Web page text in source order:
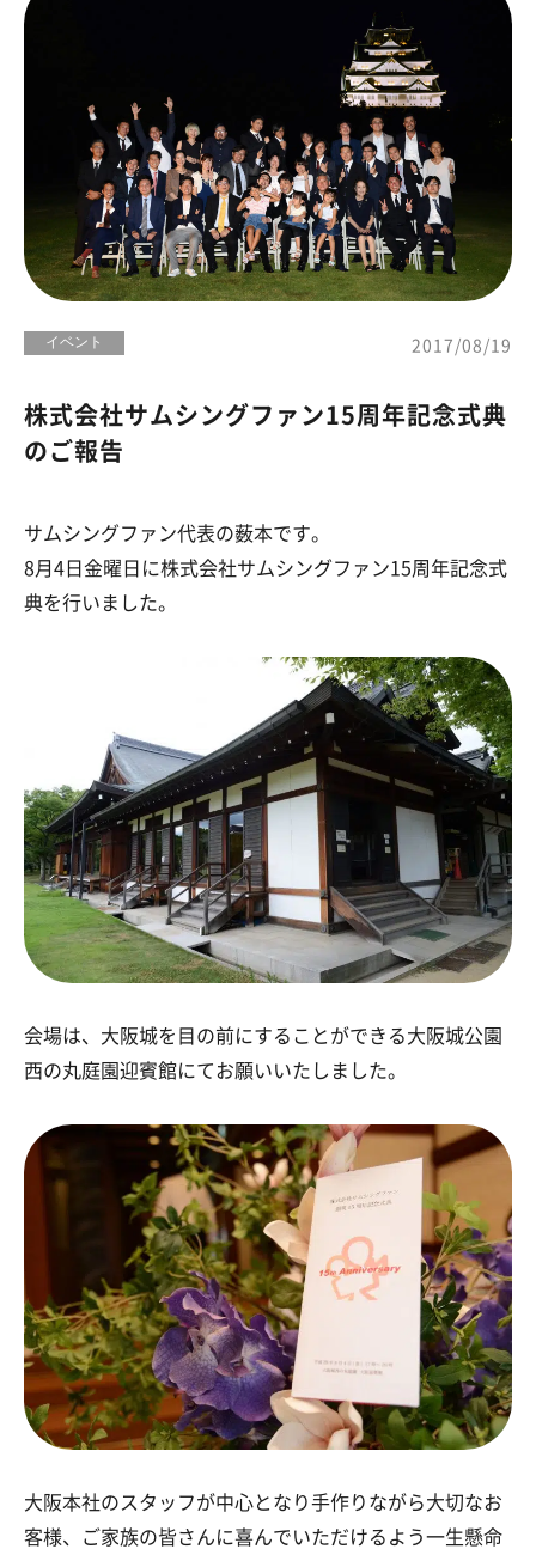
イベント 2017/08/19
株式会社サムシングファン15周年記念式典
のご報告
サムシングファン代表の薮本です。
8月4日金曜日に株式会社サムシングファン15周年記念式
典を行いました。
会場は、大阪城を目の前にすることができる大阪城公園
西の丸庭園迎賓館にてお願いいたしました。
大阪本社のスタッフが中心となり手作りながら大切なお
客様、ご家族の皆さんに喜んでいただけるよう一生懸命